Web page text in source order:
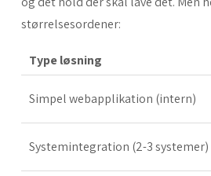
størrelsesordener:
Type løsning
Simpel webapplikation (intern)
Systemintegration (2-3 systemer)